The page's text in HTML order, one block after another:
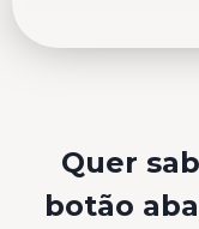
Quer
botão